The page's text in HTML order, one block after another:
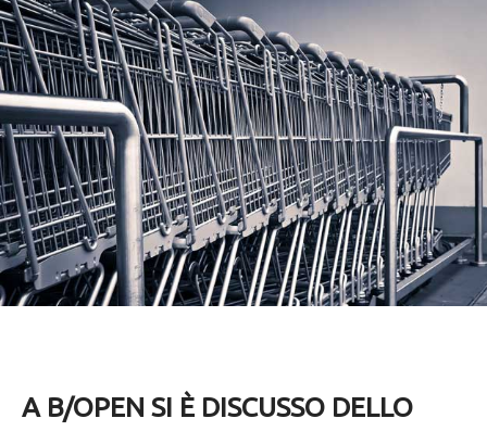
A B/OPEN SI È DISCUSSO DELLO